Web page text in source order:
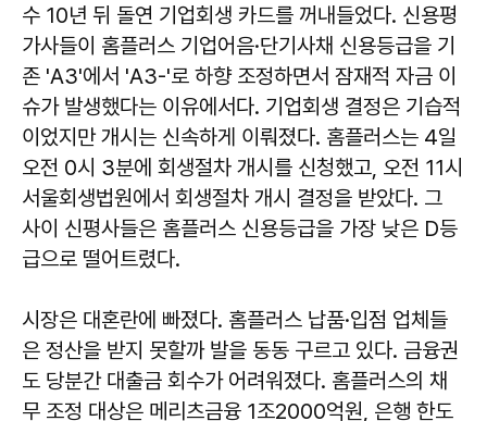
수 10년 뒤 돌연 기업회생 카드를 꺼내들었다. 신용평
가사들이 홈플러스 기업어음·단기사채 신용등급을 기
존 'A3'에서 'A3-'로 하향 조정하면서 잠재적 자금 이
슈가 발생했다는 이유에서다. 기업회생 결정은 기습적
이었지만 개시는 신속하게 이뤄졌다. 홈플러스는 4일
오전 0시 3분에 회생절차 개시를 신청했고, 오전 11시
서울회생법원에서 회생절차 개시 결정을 받았다. 그
사이 신평사들은 홈플러스 신용등급을 가장 낮은 D등
급으로 떨어트렸다.
시장은 대혼란에 빠졌다. 홈플러스 납품·입점 업체들
은 정산을 받지 못할까 발을 동동 구르고 있다. 금융권
도 당분간 대출금 회수가 어려워졌다. 홈플러스의 채
무 조정 대상은 메리츠금융 1조2000억원, 은행 한도